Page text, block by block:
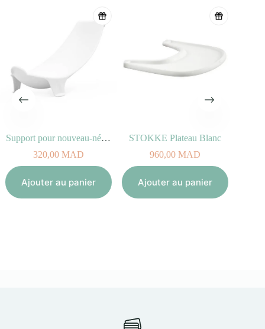
Support pour nouveau-né STOKKE FLEXI BATH
320,00MAD
Ajouter au panier
STOKKE Plateau Blanc
960,00MAD
Ajouter au panier